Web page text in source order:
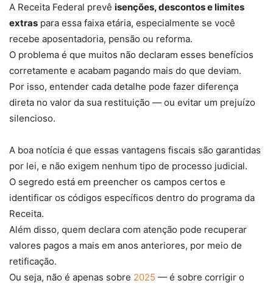
A Receita Federal prevê isenções, descontos e limites
extras para essa faixa etária, especialmente se você
recebe aposentadoria, pensão ou reforma.
O problema é que muitos não declaram esses benefícios
corretamente e acabam pagando mais do que deviam.
Por isso, entender cada detalhe pode fazer diferença
direta no valor da sua restituição — ou evitar um prejuízo
silencioso.
A boa notícia é que essas vantagens fiscais são garantidas
por lei, e não exigem nenhum tipo de processo judicial.
O segredo está em preencher os campos certos e
identificar os códigos específicos dentro do programa da
Receita.
Além disso, quem declara com atenção pode recuperar
valores pagos a mais em anos anteriores, por meio de
retificação.
Ou seja, não é apenas sobre 2025 — é sobre corrigir o